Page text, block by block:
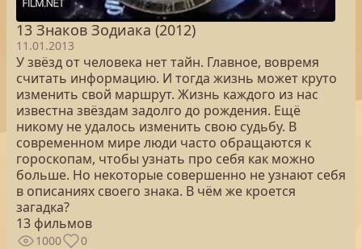
13 Знаков Зодиака (2012)
11.01.2013
У звёзд от человека нет тайн. Главное, вовремя
считать информацию. И тогда жизнь может круто
изменить свой маршрут. Жизнь каждого из нас
известна звёздам задолго до рождения. Ещё
никому не удалось изменить свою судьбу. В
современном мире люди часто обращаются к
гороскопам, чтобы узнать про себя как можно
больше. Но некоторые совершенно не узнают себя
в описаниях своего знака. В чём же кроется
загадка?
13 фильмов
1000 0